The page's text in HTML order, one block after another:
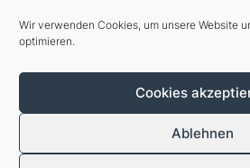
Wir verwenden Cookies, um unsere Website
optimieren.
Cookies
Ablehnen
Aktuelle Termine